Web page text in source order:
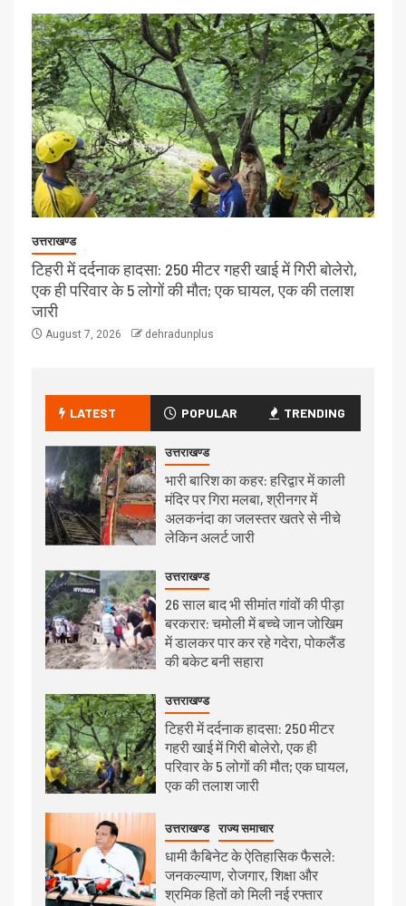
उत्तराखण्ड
टिहरी में दर्दनाक हादसा: 250 मीटर गहरी खाई में गिरी बोलेरो,
एक ही परिवार के 5 लोगों की मौत; एक घायल, एक की तलाश
जारी
August 7, 2026 dehradunplus
LATEST POPULAR TRENDING
उत्तराखण्ड
भारी बारिश का कहर: हरिद्वार में काली
मंदिर पर गिरा मलबा, श्रीनगर में
अलकनंदा का जलस्तर खतरे से नीचे
लेकिन अलर्ट जारी
उत्तराखण्ड
26 साल बाद भी सीमांत गांवों की पीड़ा
बरकरार: चमोली में बच्चे जान जोखिम
में डालकर पार कर रहे गदेरा, पोकलैंड
की बकेट बनी सहारा
उत्तराखण्ड
टिहरी में दर्दनाक हादसा: 250 मीटर
गहरी खाई में गिरी बोलेरो, एक ही
परिवार के 5 लोगों की मौत; एक घायल,
एक की तलाश जारी
उत्तराखण्ड राज्य समाचार
धामी कैबिनेट के ऐतिहासिक फैसले:
जनकल्याण, रोजगार, शिक्षा और
श्रमिक हितों को मिली नई रफ्तार